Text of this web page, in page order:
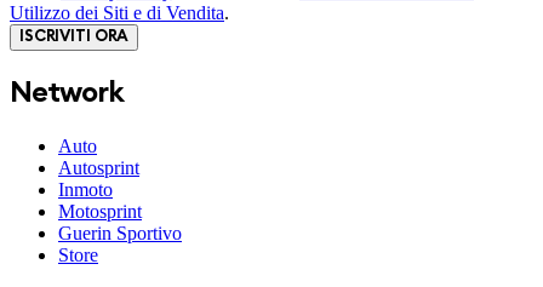
Utilizzo dei Siti e di Vendita.
ISCRIVITI ORA
Network
Auto
Autosprint
Inmoto
Motosprint
Guerin Sportivo
Store